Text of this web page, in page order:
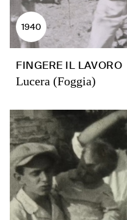
1940
FINGERE IL LAVORO
Lucera (Foggia)